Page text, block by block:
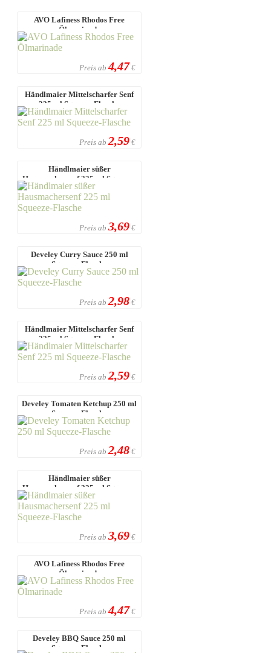
AVO Lafiness Rhodos Free
Ölmarinade
Preis ab 4,47 €
Händlmaier Mittelscharfer Senf
225 ml Squeeze-Flasche
Preis ab 2,59 €
Händlmaier süßer
Hausmachersenf 225 ml Squeeze-
Flasche
Preis ab 3,69 €
Develey Curry Sauce 250 ml
Squeeze-Flasche
Preis ab 2,98 €
Händlmaier Mittelscharfer Senf
225 ml Squeeze-Flasche
Preis ab 2,59 €
Develey Tomaten Ketchup 250 ml
Squeeze-Flasche
Preis ab 2,48 €
Händlmaier süßer
Hausmachersenf 225 ml Squeeze-
Flasche
Preis ab 3,69 €
AVO Lafiness Rhodos Free
Ölmarinade
Preis ab 4,47 €
Develey BBQ Sauce 250 ml
Squeeze-Flasche